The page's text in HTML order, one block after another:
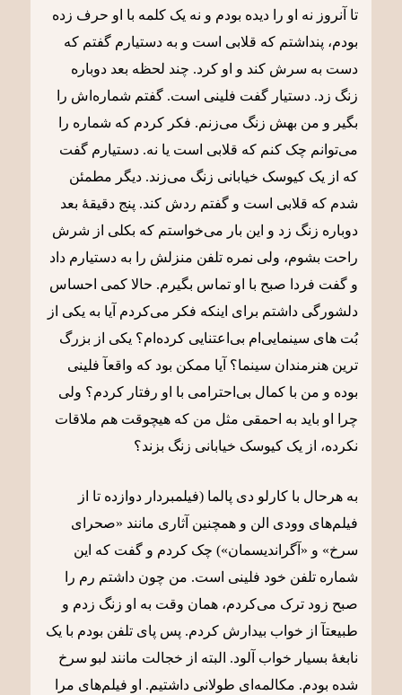
تا آنروز نه او را دیده بودم و نه یک کلمه با او حرف زده
بودم، پنداشتم که قلابی است و به دستیارم گفتم که
دست به سرش کند و او کرد. چند لحظه بعد دوباره
زنگ زد. دستیار گفت فلینی است. گفتم شماره‌اش را
بگیر و من بهش زنگ می‌زنم. فکر کردم که شماره را
می‌توانم چک کنم که قلابی است یا نه. دستیارم گفت
که از یک کیوسک خیابانی زنگ می‌زند. دیگر مطمئن
شدم که قلابی است و گفتم ردش کند. پنج دقیقۀ بعد
دوباره زنگ زد و این بار می‌خواستم که بکلی از شرش
راحت بشوم، ولی نمره تلفن منزلش را به دستیارم داد
و گفت فردا صبح با او تماس بگیرم. حالا کمی احساس
دلشورگی داشتم برای اینکه فکر می‌کردم آیا به یکی از
بُت های سینمایی‌ام بی‌اعتنایی کرده‌ام؟ یکی از بزرگ
ترین هنرمندان سینما؟ آیا ممکن بود که واقعآ فلینی
بوده و من با کمال بی‌احترامی با او رفتار کردم؟ ولی
چرا او باید به احمقی مثل من که هیچوقت هم ملاقات
نکرده، از یک کیوسک خیابانی زنگ بزند؟
به هرحال با کارلو دی پالما (فیلمبردار دوازده تا از
فیلم‌های وودی الن و همچنین آثاری مانند «صحرای
سرخ» و «آگراندیسمان») چک کردم و گفت که این
شماره تلفن خود فلینی است. من چون داشتم رم را
صبح زود ترک می‌کردم، همان وقت به او زنگ زدم و
طبیعتآ از خواب بیدارش کردم. پس پای تلفن بودم با یک
نابغۀ بسیار خواب آلود. البته از خجالت مانند لبو سرخ
شده بودم. مکالمه‌ای طولانی داشتیم. او فیلم‌های مرا